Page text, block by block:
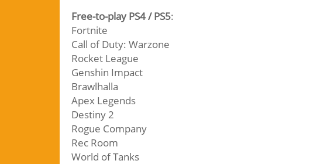
Free-to-play PS4 / PS5:
Fortnite
Call of Duty: Warzone
Rocket League
Genshin Impact
Brawlhalla
Apex Legends
Destiny 2
Rogue Company
Rec Room
World of Tanks